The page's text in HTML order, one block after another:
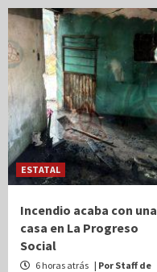
ESTATAL
Incendio acaba con una
casa en La Progreso
Social
6 horas atrás | Por Staff de